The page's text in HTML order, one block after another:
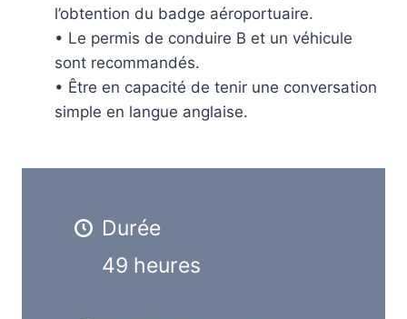
l’obtention du badge aéroportuaire.
• Le permis de conduire B et un véhicule
sont recommandés.
• Être en capacité de tenir une conversation
simple en langue anglaise.
Durée
49 heures